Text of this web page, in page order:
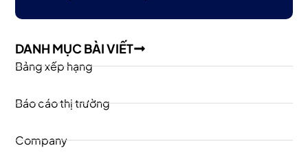
DANH MỤC BÀI VIẾT
Bảng xếp hạng
Báo cáo thị trường
Company